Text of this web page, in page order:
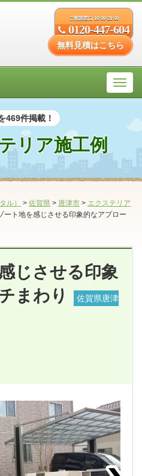
ご相談窓口 10:00-21:00
0120-447-604
無料見積はこちら
469件掲載！
リア施工例
ル） > 佐賀県 > 唐津市 > エクステリア
ート地を感じさせる印象的なアプロー
じさせる印象
まわり
佐賀県唐津